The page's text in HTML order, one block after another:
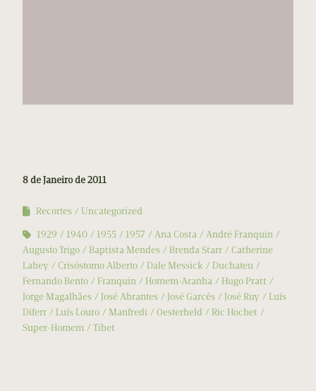
8 de Janeiro de 2011
Recortes
Uncategorized
1929
1940 1955 1957 Ana Costa
André Franquin
Augusto Trigo
Baptista Mendes Brenda Starr
Catherine
Labey
Crisóstomo Alberto Dale Messick
Duchateu
Fernando Bento
Franquin Homem-Aranha
Hugo Pratt
Jorge Magalhães
José Abrantes José Garcês José Ruy
Luís
Diferr
Luís Louro Manfredi Oesterheld
Ric Hochet
Super-Homem
Tibet